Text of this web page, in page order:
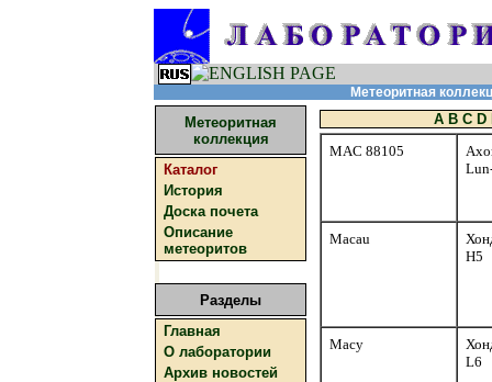
Метеоритная
Метеоритная
коллекция
Каталог
История
Доска почета
Описание
метеоритов
Разделы
Главная
О лаборатории
Архив новостей
A B C D
MAC 88105
Macau
H5
Macy
L6